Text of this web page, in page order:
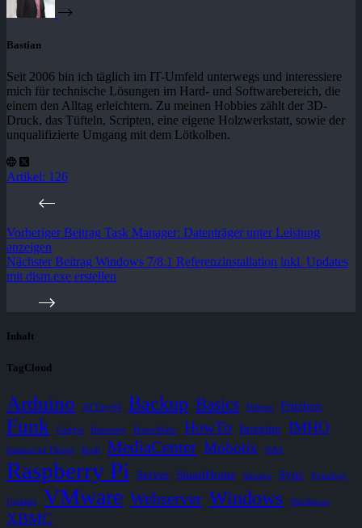
Bastian
Seit 2006 bin ich täglich im IT-Umfeld unterwegs und interessiere
mich für technische Lösungen im Hard- und Softwarebereich, die
einem den Alltag erleichtern. Zu meinen Hobbies zählt der 3D-
Druck, das Tüfteln, Scripten, eine eigene Holzwerkstatt, sowie der
unqualifizierte Umgang mit dem Lötkolben.
Artikel: 126
VorherigerBeitrag Task Manager: Datenträger unter Leistung
anzeigen
NächsterBeitrag Windows 7/8.1 Referenzinstallation inkl. Updates
mit dism.exe erstellen
Inhalt
TagCloud
Arduino ATTiny84 Backup Basics Debian Fritzbox
Funk Gadget Harmony HomeMatic HowTo Imaging IMHO
Internet of Things Kodi MediaCenter Mobotix NAS
Raspberry Pi Server SmartHome Storage Sync Synology
Updates VMware Webserver Windows Wordpress
XBMC